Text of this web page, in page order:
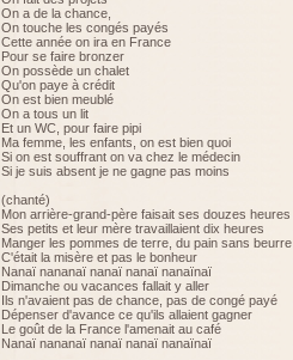
On a de la chance,
On touche les congés payés
Cette année on ira en France
Pour se faire bronzer
On possède un chalet
Qu'on paye à crédit
On est bien meublé
On a tous un lit
Et un WC, pour faire pipi
Ma femme, les enfants, on est bien quoi
Si on est souffrant on va chez le médecin
Si je suis absent je ne gagne pas moins
(chanté)
Mon arrière-grand-père faisait ses douzes heures
Ses petits et leur mère travaillaient dix heures
Manger les pommes de terre, du pain sans beurre
C'était la misère et pas le bonheur
Nanaï nananaï nanaï nanaï nanaïnaï
Dimanche ou vacances fallait y aller
Ils n'avaient pas de chance, pas de congé payé
Dépenser d'avance ce qu'ils allaient gagner
Le goût de la France l'amenait au café
Nanaï nananaï nanaï nanaï nanaïnaï